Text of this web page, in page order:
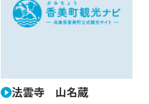
法雲寺 山名蔵